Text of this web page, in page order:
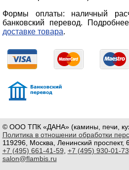
Формы оплаты: наличный
банковский перевод.
доставке товара.
© ООО ТПК «ДАНА» (камины, печи,
Политика в отношении обработки
119296, Москва, Ленинский проспект,
+7 (495) 661-41-59, +7 (495) 930-01-73
salon@flambis.ru